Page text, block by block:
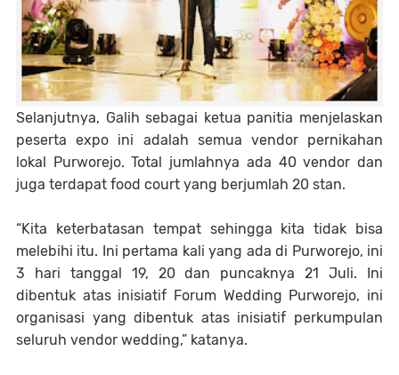
Selanjutnya, Galih sebagai ketua panitia menjelaskan
peserta expo ini adalah semua vendor pernikahan
lokal Purworejo. Total jumlahnya ada 40 vendor dan
juga terdapat food court yang berjumlah 20 stan.
“Kita keterbatasan tempat sehingga kita tidak bisa
melebihi itu. Ini pertama kali yang ada di Purworejo, ini
3 hari tanggal 19, 20 dan puncaknya 21 Juli. Ini
dibentuk atas inisiatif Forum Wedding Purworejo, ini
organisasi yang dibentuk atas inisiatif perkumpulan
seluruh vendor wedding,” katanya.